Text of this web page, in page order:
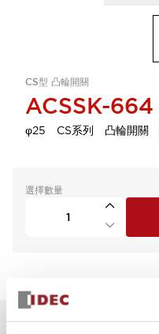
CS型 凸輪開關
ACSSK-664
φ25 CS系列 凸輪開關
選擇數量